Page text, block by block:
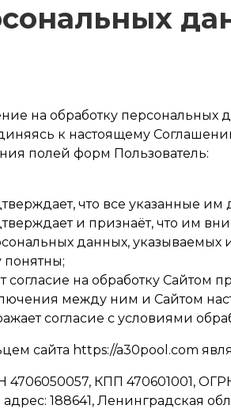
на обработку персональных
к настоящему
полей форм Пользователь:
что все указанные
и признаёт, что им
данных, указываемых
понятны;
согласие на обработку Сайтом
между ним и Сайтом
согласие с условиями
сайта https://a30pool.com
4706050057, КПП 470601001,
188641, Ленинградская